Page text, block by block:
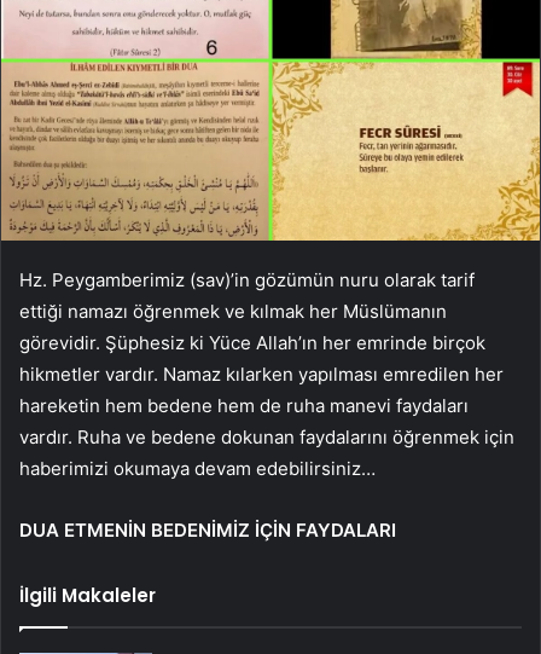
Hz. Peygamberimiz (sav)’in gözümün nuru olarak tarif
ettiği namazı öğrenmek ve kılmak her Müslümanın
görevidir. Şüphesiz ki Yüce Allah’ın her emrinde birçok
hikmetler vardır. Namaz kılarken yapılması emredilen her
hareketin hem bedene hem de ruha manevi faydaları
vardır. Ruha ve bedene dokunan faydalarını öğrenmek için
haberimizi okumaya devam edebilirsiniz…
DUA ETMENİN BEDENİMİZ İÇİN FAYDALARI
İlgili Makaleler